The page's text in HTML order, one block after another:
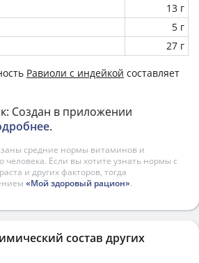
13 г
5 г
27 г
Равиоли с индейкой составляет
Создан в приложении
.
средние нормы витаминов и
человека. Если вы хотите узнать нормы с
и других факторов, тогда
«Мой здоровый рацион».
состав других